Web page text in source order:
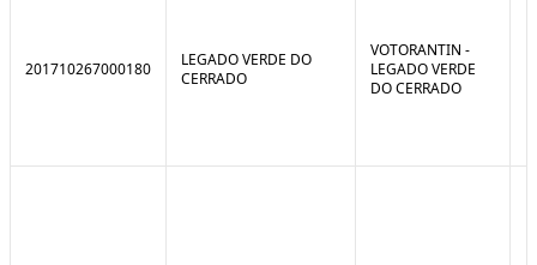
201710267000180
LEGADO VERDE DO
CERRADO
VOTORANTIN -
LEGADO VERDE
DO CERRADO